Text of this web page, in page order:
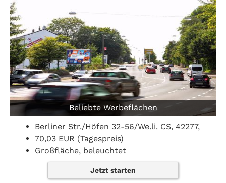
Beliebte Werbeflächen
Berliner Str./Höfen 32-56/We.li. CS, 42277,
70,03 EUR (Tagespreis)
Großfläche, beleuchtet
Jetzt starten